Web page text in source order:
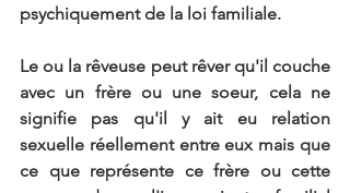
psychiquement de la loi familiale.
Le ou la rêveuse peut rêver qu'il couche
avec un frère ou une soeur, cela ne
signifie pas qu'il y ait eu relation
sexuelle réellement entre eux mais que
ce que représente ce frère ou cette